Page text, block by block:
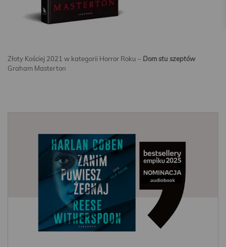
Złoty Kościej 2021 w kategorii Horror Roku – Dom stu szeptów
Graham Masterton